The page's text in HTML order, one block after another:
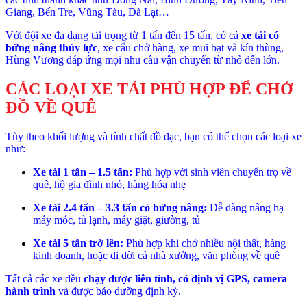
Giang, Bến Tre, Vũng Tàu, Đà Lạt…
Với đội xe đa dạng tải trọng từ 1 tấn đến 15 tấn, có cả xe tải có
bửng nâng thủy lực, xe cẩu chở hàng, xe mui bạt và kín thùng,
Hùng Vương đáp ứng mọi nhu cầu vận chuyển từ nhỏ đến lớn.
CÁC LOẠI XE TẢI PHÙ HỢP ĐỂ CHỞ
ĐỒ VỀ QUÊ
Tùy theo khối lượng và tính chất đồ đạc, bạn có thể chọn các loại xe
như:
Xe tải 1 tấn – 1.5 tấn: Phù hợp với sinh viên chuyển trọ về
quê, hộ gia đình nhỏ, hàng hóa nhẹ
Xe tải 2.4 tấn – 3.3 tấn có bửng nâng: Dễ dàng nâng hạ
máy móc, tủ lạnh, máy giặt, giường, tủ
Xe tải 5 tấn trở lên: Phù hợp khi chở nhiều nội thất, hàng
kinh doanh, hoặc di dời cả nhà xưởng, văn phòng về quê
Tất cả các xe đều chạy được liên tỉnh, có định vị GPS, camera
hành trình và được bảo dưỡng định kỳ.